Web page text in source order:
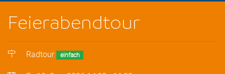
Feierabendtour
Radtour einfach